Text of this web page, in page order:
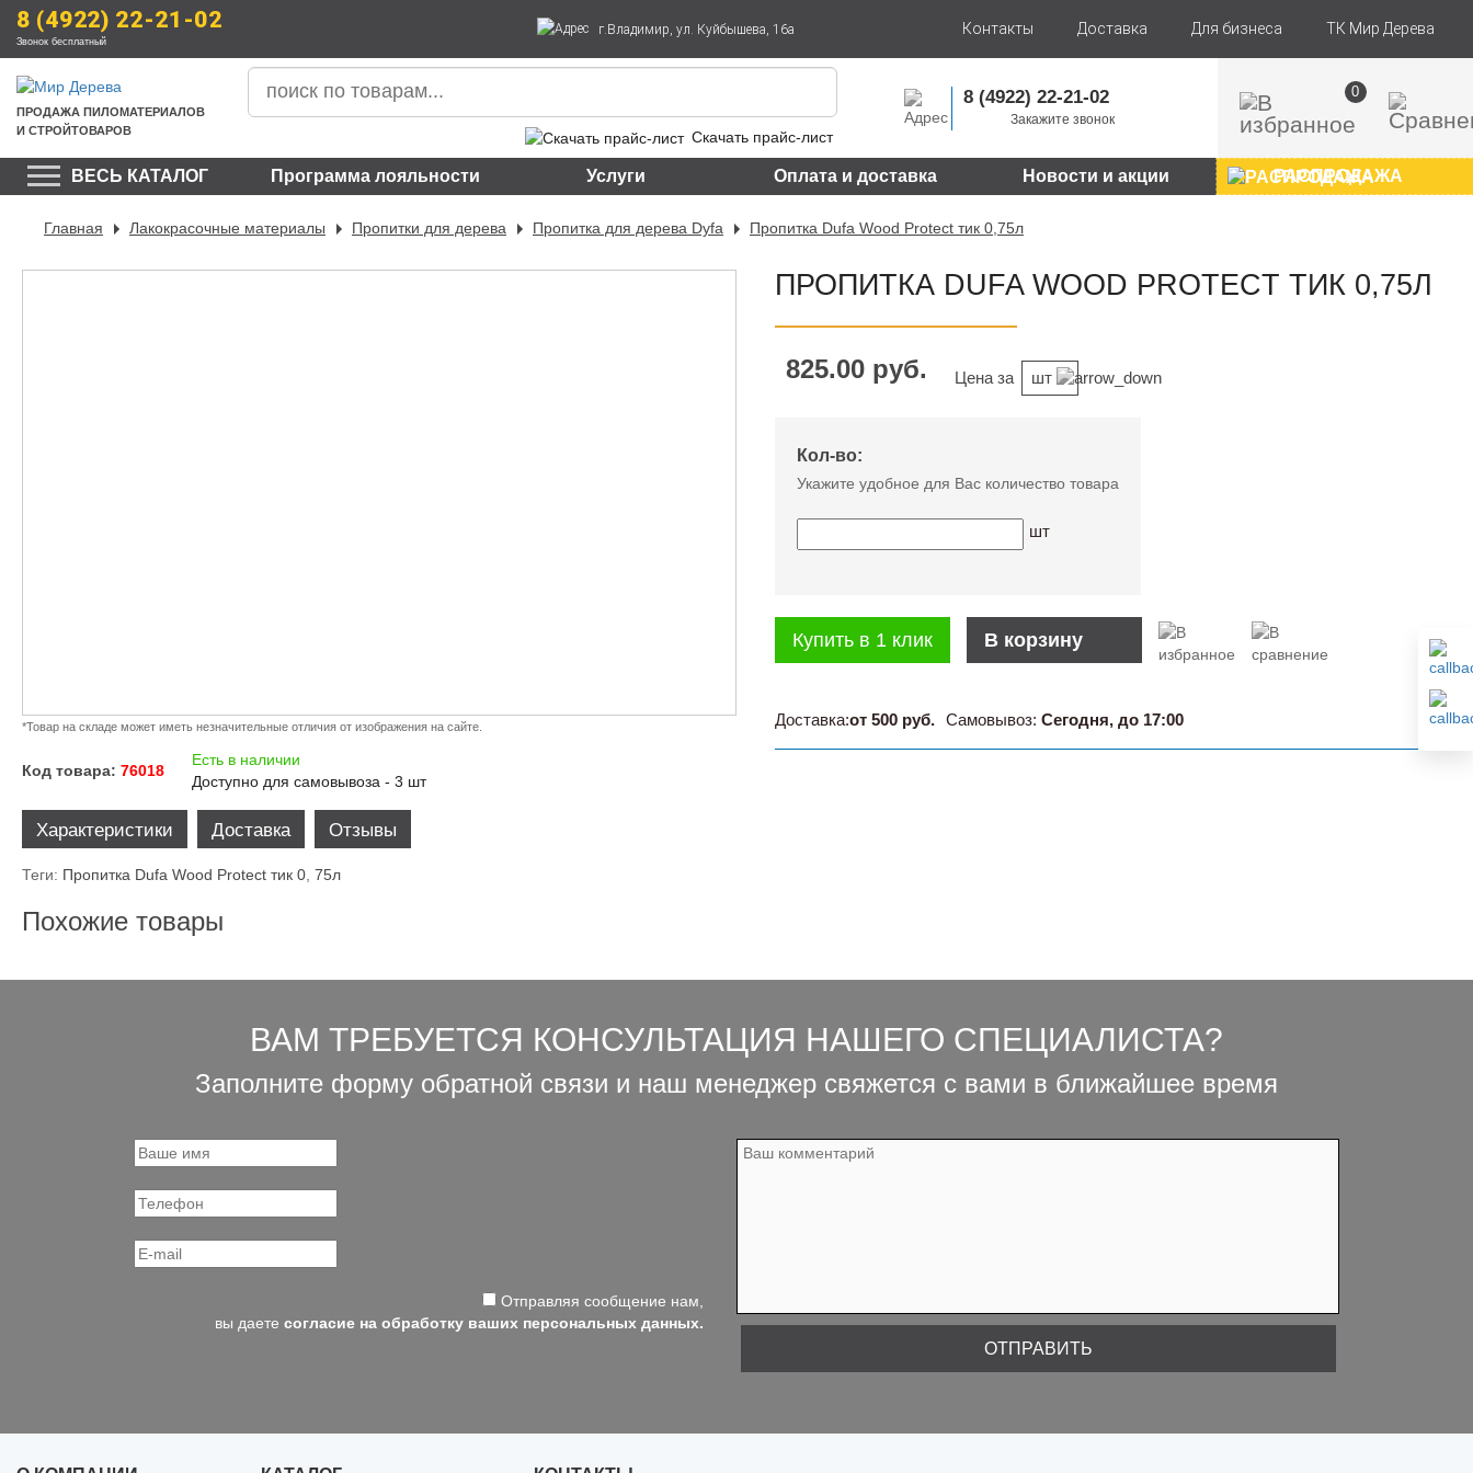
8 (4922) 22-21-02
Звонок бесплатный
г.Владимир, ул. Куйбышева, 16а Контакты Доставка Для бизнеса ТК Мир Дерева
ПРОДАЖА ПИЛОМАТЕРИАЛОВ
И СТРОЙТОВАРОВ
Скачать прайс-лист
8 (4922) 22-21-02
Закажите звонок
0
ВЕСЬ КАТАЛОГ Программа лояльности Услуги Оплата и доставка Новости и акции РАСПРОДАЖА
Главная Лакокрасочные материалы Пропитки для дерева Пропитка для дерева Dyfa Пропитка Dufa Wood Protect тик 0,75л
*Товар на складе может иметь незначительные отличия от изображения на сайте.
Код товара: 76018
Есть в наличии
Доступно для самовывоза - 3 шт
ПРОПИТКА DUFA WOOD PROTECT ТИК 0,75Л
825.00 руб. Цена за шт
Кол-во:
Укажите удобное для Вас количество товара
шт
В корзину
Купить в 1 клик
Доставка:от 500 руб. Самовывоз: Сегодня, до 17:00
Характеристики Доставка Отзывы
Теги: Пропитка Dufa Wood Protect тик 0 75л
Похожие товары
ВАМ ТРЕБУЕТСЯ КОНСУЛЬТАЦИЯ НАШЕГО СПЕЦИАЛИСТА?
Заполните форму обратной связи и наш менеджер свяжется с вами в ближайшее время
Отправляя сообщение нам,
вы даете согласие на обработку ваших персональных данных.
ОТПРАВИТЬ